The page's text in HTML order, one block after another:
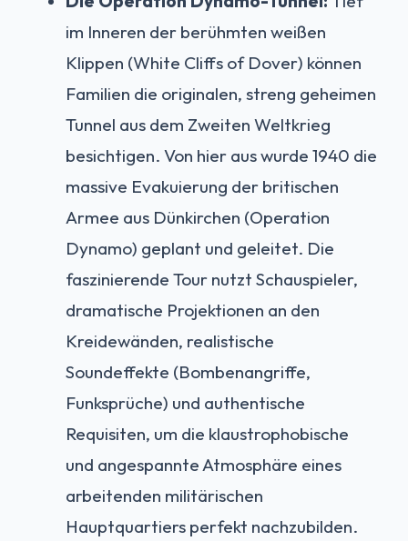
im Inneren der berühmten weißen
Klippen (White Cliffs of Dover) können
Familien die originalen, streng geheimen
Tunnel aus dem Zweiten Weltkrieg
besichtigen. Von hier aus wurde 1940 die
massive Evakuierung der britischen
Armee aus Dünkirchen (Operation
Dynamo) geplant und geleitet. Die
faszinierende Tour nutzt Schauspieler,
dramatische Projektionen an den
Kreidewänden, realistische
Soundeffekte (Bombenangriffe,
Funksprüche) und authentische
Requisiten, um die klaustrophobische
und angespannte Atmosphäre eines
arbeitenden militärischen
Hauptquartiers perfekt nachzubilden.